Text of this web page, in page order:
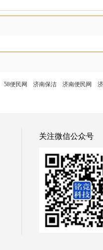
58便民网 济南保洁 济南便民网
关注微信公众号